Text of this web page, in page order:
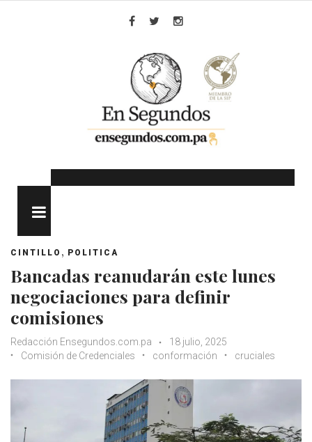
CINTILLO , POLITICA
Bancadas reanudarán este lunes
negociaciones para definir
comisiones
Redacción Ensegundos.com.pa
18 julio, 2025
Comisión de Credenciales
conformación cruciales